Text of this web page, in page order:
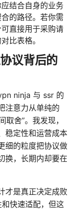
结合自身的业务
的路径。若你需
直接用于采购请
比表格。
议背后的
ninja 与 ssr 的
注意力从单纯的
取舍”。我发现，
稳定性和运营成本
细的粒度把协议做
换，长期内却要在
才是真正决定成败
快速适配，但这